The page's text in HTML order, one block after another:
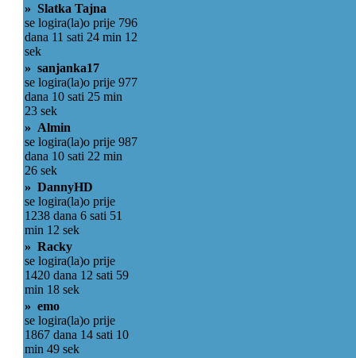
» Slatka Tajna
se logira(la)o prije 796
dana 11 sati 24 min 12
sek
» sanjanka17
se logira(la)o prije 977
dana 10 sati 25 min
23 sek
» Almin
se logira(la)o prije 987
dana 10 sati 22 min
26 sek
» DannyHD
se logira(la)o prije
1238 dana 6 sati 51
min 12 sek
» Racky
se logira(la)o prije
1420 dana 12 sati 59
min 18 sek
» emo
se logira(la)o prije
1867 dana 14 sati 10
min 49 sek